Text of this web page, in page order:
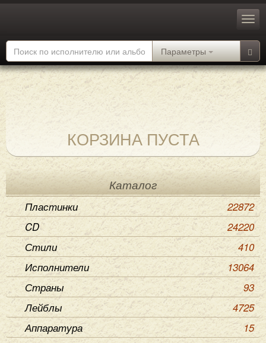
Параметры
КОРЗИНА ПУСТА
Каталог
Пластинки
22872
CD
24220
Стили
410
Исполнители
13064
Страны
93
Лейблы
4725
Аппаратура
15